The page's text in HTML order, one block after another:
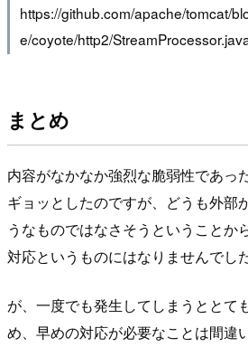
https://github.com/apache/tomcat/
e/coyote/http2/
まとめ
内容がなかなか強烈な脆弱性であっ
ギョッとしたのですが、どうも外部
うなものではなさそうということか
対応というものにはなりませんでした
が、一度でも発生してしまうととて
め、早めの対応が必要なことは間違